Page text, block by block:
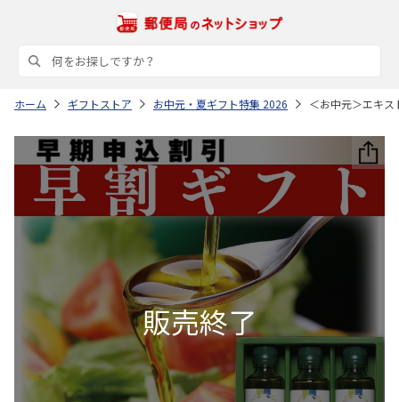
ホーム ギフトストア お中元・夏ギフト特集 2026 ＜お中元＞エキ